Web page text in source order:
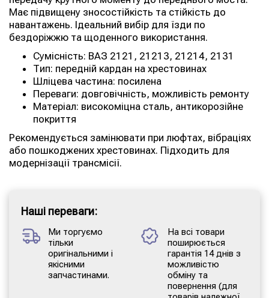
Має підвищену зносостійкість та стійкість до
навантажень. Ідеальний вибір для їзди по
бездоріжжю та щоденного використання.
Сумісність: ВАЗ 2121, 21213, 21214, 2131
Тип: передній кардан на хрестовинах
Шліцева частина: посилена
Переваги: довговічність, можливість ремонту
Матеріал: високоміцна сталь, антикорозійне
покриття
Рекомендується замінювати при люфтах, вібраціях
або пошкоджених хрестовинах. Підходить для
модернізації трансмісії.
Наші переваги:
Ми торгуємо
тільки
оригінальними і
якісними
запчастинами.
На всі товари
поширюється
гарантія 14 днів з
можливістю
обміну та
повернення (для